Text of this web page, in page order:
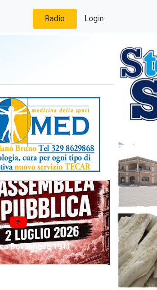
Radio Login
Bovalinese 1911